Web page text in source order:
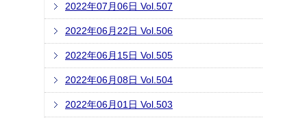
2022年07月06日 Vol.507
2022年06月22日 Vol.506
2022年06月15日 Vol.505
2022年06月08日 Vol.504
2022年06月01日 Vol.503